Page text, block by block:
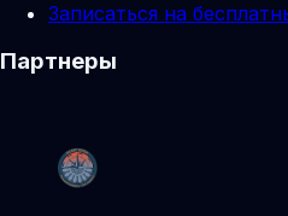
Записаться на
Партнеры